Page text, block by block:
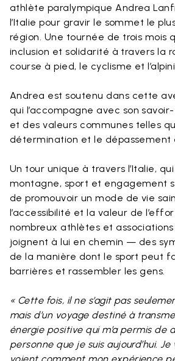
athlète paralympique Andrea
l’Italie pour gravir le sommet le
région. Une tournée de trois mois
inclusion et solidarité à travers la
course à pied, le cyclisme et
Andrea est soutenu dans cette
qui l’accompagne avec son
et des valeurs communes telles
détermination et le dépassement
Un tour unique à travers l’Italie,
montagne, sport et engagement
de promouvoir un mode de vie
l’accessibilité et la valeur de
nombreux athlètes et associations
joignent à lui en chemin — des
de la manière dont le sport peut
barrières et rassembler les gens.
« Cette fois, il ne s’agit pas
mais d’un voyage destiné à
énergie positive qui m’a permis de
personne que je suis aujourd’hui.